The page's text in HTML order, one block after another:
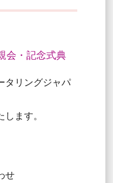
会・記念式典
タリングジャパ
ます。
せ